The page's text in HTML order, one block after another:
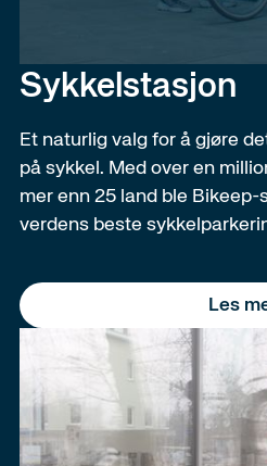
Sykkelstasjon
Et naturlig valg for å gjøre
på sykkel. Med over en
mer enn 25 land ble Bikeep-
verdens beste
Les